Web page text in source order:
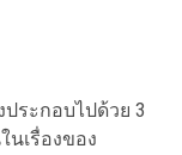
ระกอบไปด้วย 3
นเรื่องของ